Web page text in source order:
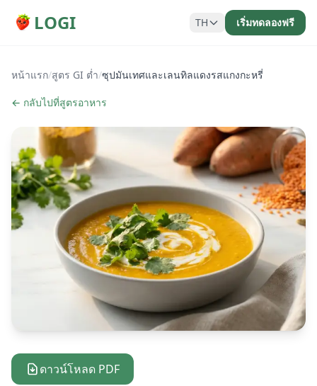
LOGI TH เริ่มทดลองฟรี
หน้าแรก/สูตร GI ต่ำ/ซุปมันเทศและเลนทิลแดงรสแกงกะหรี่
← กลับไปที่สูตรอาหาร
ดาวน์โหลด PDF